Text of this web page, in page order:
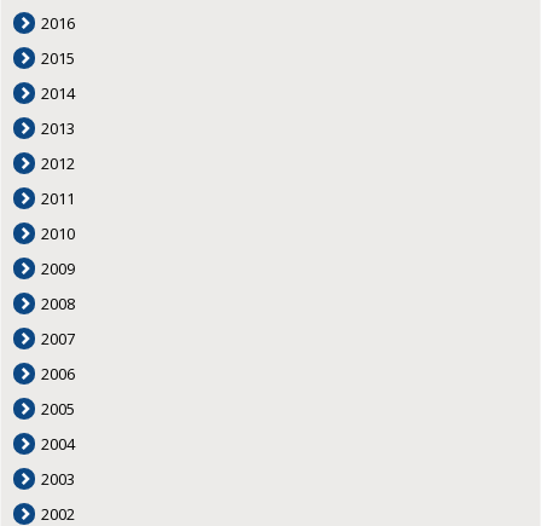
2016
2015
2014
2013
2012
2011
2010
2009
2008
2007
2006
2005
2004
2003
2002